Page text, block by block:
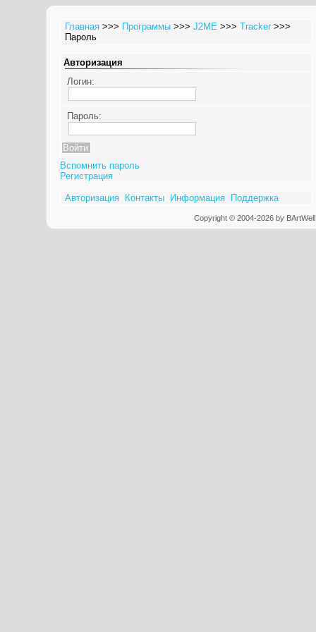
Главная >>> Программы >>>J2ME >>>Tracker >>>
Пароль
Авторизация
Логин:
Пароль:
Вспомнить пароль
Регистрация
Авторизация Контакты Информация Поддержка
Copyright © 2004-2026 by BArtWell